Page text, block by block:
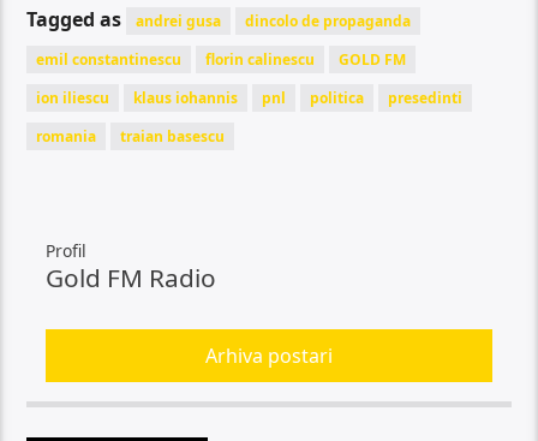
Tagged as andrei gusa
dincolo de propaganda
emil constantinescu
florin calinescu
GOLD FM
ion iliescu
klaus iohannis pnl politica
presedinti
romania
traian basescu
Profil
Gold FM Radio
Arhiva postari